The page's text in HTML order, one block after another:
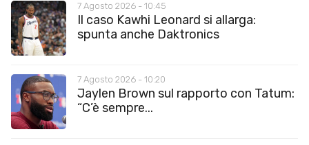
7 Agosto 2026 - 10:45
Il caso Kawhi Leonard si allarga:
spunta anche Daktronics
7 Agosto 2026 - 10:20
Jaylen Brown sul rapporto con Tatum:
“C’è sempre...